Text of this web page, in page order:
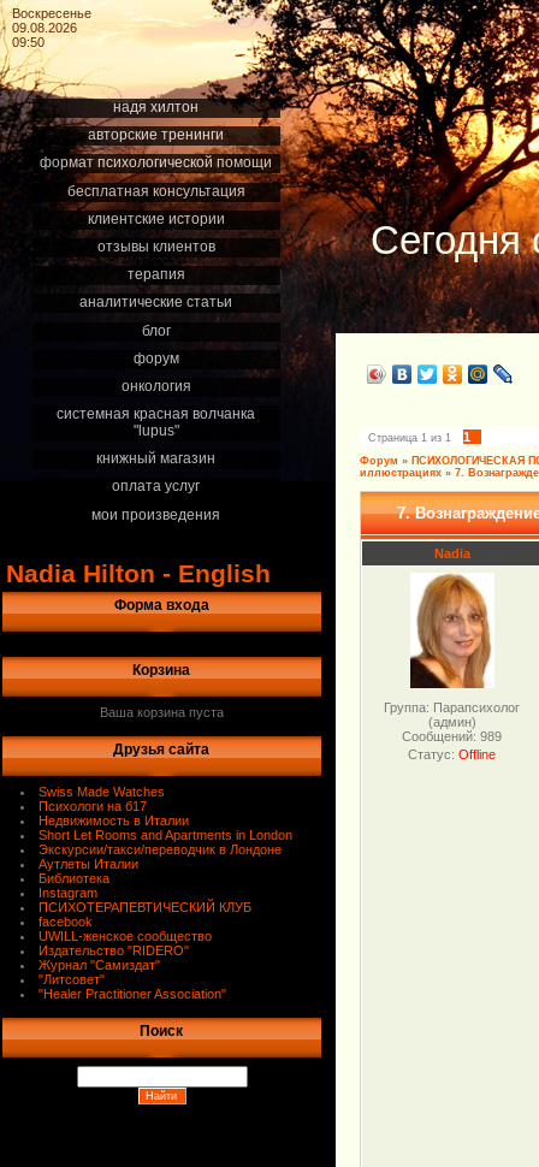
Воскресенье
09.08.2026
09:50
надя хилтон
авторские тренинги
формат психологической помощи
бесплатная консультация
клиентские истории
отзывы клиентов
терапия
аналитические статьи
блог
форум
онкология
системная красная волчанка
"lupus"
книжный магазин
оплата услуг
мои произведения
Nadia Hilton - English
Форма входа
Корзина
Ваша корзина пуста
Друзья сайта
Swiss Made Watches
Психологи на б17
Недвижимость в Италии
Short Let Rooms and Apartments in London
Экскурсии/такси/переводчик в Лондоне
Аутлеты Италии
Библиотека
Instagram
ПСИХОТЕРАПЕВТИЧЕСКИЙ КЛУБ
facebook
UWILL-женское сообщество
Издательство "RIDERO"
Журнал "Самиздат"
"Литсовет"
"Healer Practitioner Association"
Поиск
Сегодня
Страница 1 из 1 1
Форум » ПСИХОЛОГИЧЕСКАЯ
иллюстрациях » 7.
7.
Nadia
Группа: Парапсихолог
(админ)
Сообщений:989
Статус:Offline